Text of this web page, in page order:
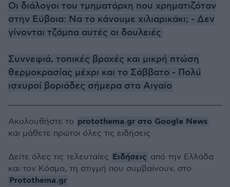
Οι διάλογοι του τμηματάρχη που χρηματιζόταν
στην Εύβοια: Να το κάνουμε χιλιαρικάκι; - Δεν
γίνονται τζάμπα αυτές οι δουλειές
Συννεφιά, τοπικές βροχές και μικρή πτώση
θερμοκρασίας μέχρι και το Σάββατο - Πολύ
ισχυροί βοριάδες σήμερα στο Αιγαίο
Ακολουθήστε το protothema.gr στο Google News
και μάθετε πρώτοι όλες τις ειδήσεις
Δείτε όλες τις τελευταίες Ειδήσεις από την Ελλάδα
και τον Κόσμο, τη στιγμή που συμβαίνουν, στο
Protothema.gr